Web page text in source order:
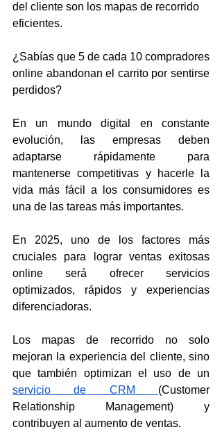
del cliente son los mapas de recorrido
eficientes.
¿Sabías que 5 de cada 10 compradores
online abandonan el carrito por sentirse
perdidos?
En un mundo digital en constante
evolución, las empresas deben
adaptarse rápidamente para
mantenerse competitivas y hacerle la
vida más fácil a los consumidores es
una de las tareas más importantes.
En 2025, uno de los factores más
cruciales para lograr ventas exitosas
online será ofrecer servicios
optimizados, rápidos y experiencias
diferenciadoras.
Los mapas de recorrido no solo
mejoran la experiencia del cliente, sino
servicio de CRM (Customer
Relationship Management) y
contribuyen al aumento de ventas.